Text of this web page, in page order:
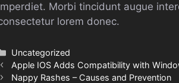
Morbi tincidunt augue
lorem donec.
Categories
Uncategorized
Apple IOS Adds Compatibility with
Nappy Rashes – Causes and Prevention